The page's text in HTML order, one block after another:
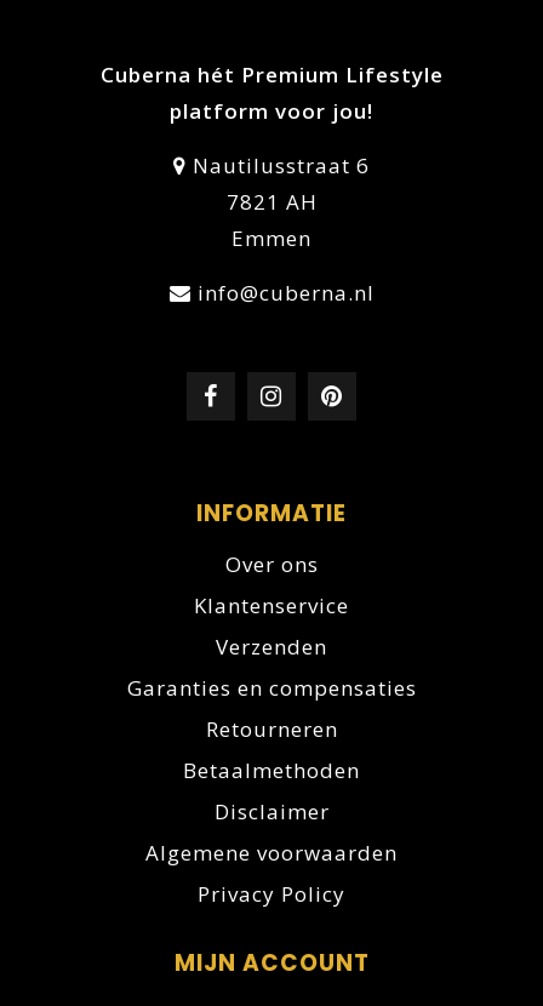
Cuberna hét Premium Lifestyle
platform voor jou!
Nautilusstraat 6
7821 AH
Emmen
info@cuberna.nl
INFORMATIE
Over ons
Klantenservice
Verzenden
Garanties en compensaties
Retourneren
Betaalmethoden
Disclaimer
Algemene voorwaarden
Privacy Policy
MIJN ACCOUNT